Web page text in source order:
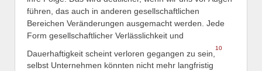
führen, das auch in anderen gesellschaftlichen
Bereichen Veränderungen ausgemacht werden. Jede
Form gesellschaftlicher Verlässlichkeit und
Dauerhaftigkeit scheint verloren gegangen zu sein,
10
selbst Unternehmen könnten nicht mehr langfristig